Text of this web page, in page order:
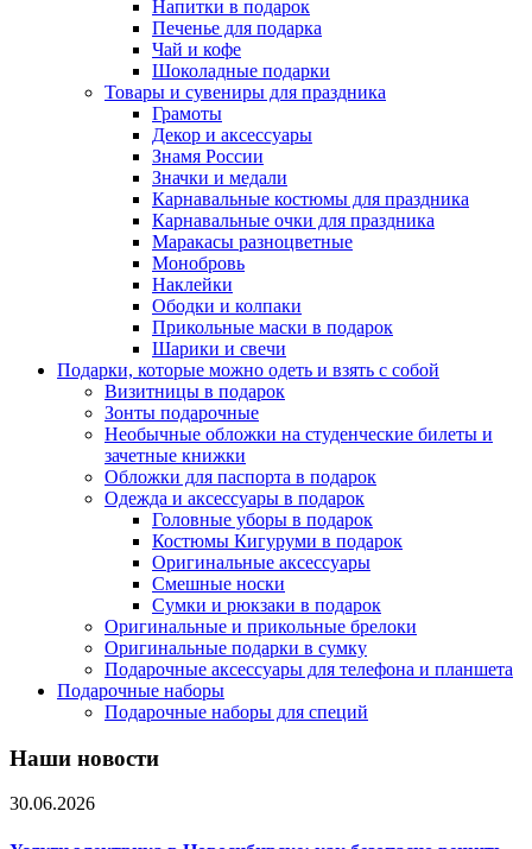
Напитки в подарок
Печенье для подарка
Чай и кофе
Шоколадные подарки
Товары и сувениры для праздника
Грамоты
Декор и аксессуары
Знамя России
Значки и медали
Карнавальные костюмы для праздника
Карнавальные очки для праздника
Маракасы разноцветные
Монобровь
Наклейки
Ободки и колпаки
Прикольные маски в подарок
Шарики и свечи
Подарки, которые можно одеть и взять с собой
Визитницы в подарок
Зонты подарочные
Необычные обложки на студенческие билеты и
зачетные книжки
Обложки для паспорта в подарок
Одежда и аксессуары в подарок
Головные уборы в подарок
Костюмы Кигуруми в подарок
Оригинальные аксессуары
Смешные носки
Сумки и рюкзаки в подарок
Оригинальные и прикольные брелоки
Оригинальные подарки в сумку
Подарочные аксессуары для телефона и планшета
Подарочные наборы
Подарочные наборы для специй
Наши новости
30.06.2026